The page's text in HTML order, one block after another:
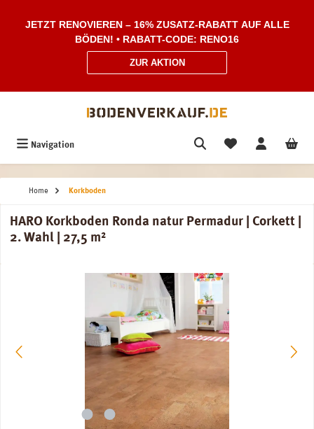
JETZT RENOVIEREN – 16% ZUSATZ-RABATT AUF ALLE
BÖDEN! • RABATT-CODE: RENO16
ZUR AKTION
Navigation
Home Korkboden
HARO Korkboden Ronda natur Permadur | Corkett |
2. Wahl | 27,5 m²
Bildergalerie überspringen